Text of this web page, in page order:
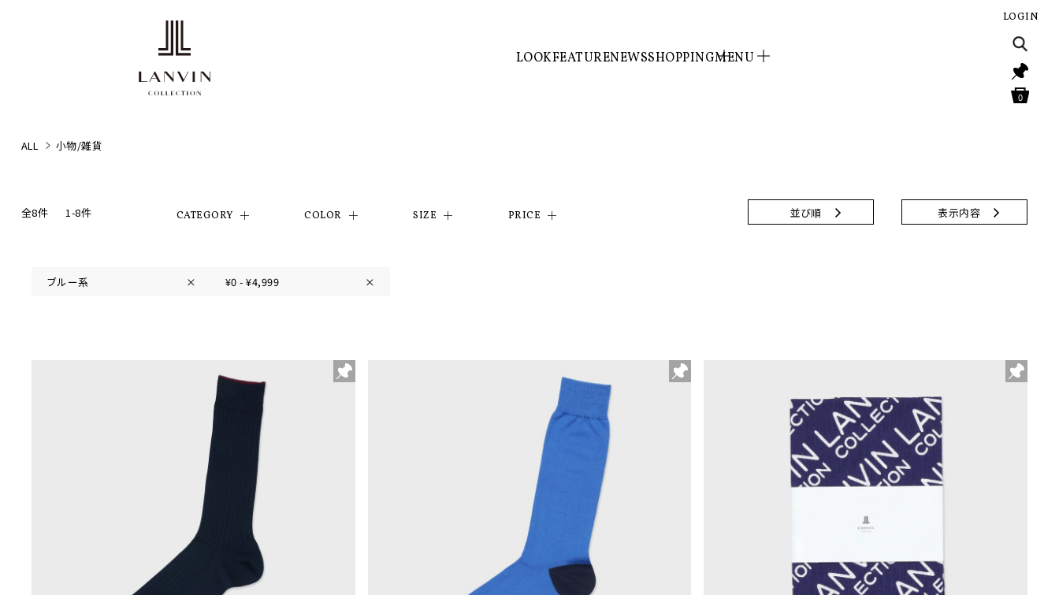
LOOKFEATURENEWSSHOPPINGMENU
LOGIN
0
ALL 小物/雑貨
全8件 1-8件 CATEGORY COLOR SIZE PRICE 並び順 表示内容
ブルー系 × ¥0 - ¥4,999 ×